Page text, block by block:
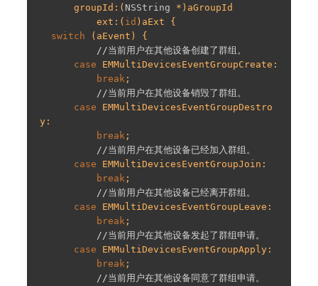
      groupId:(
NSString *)aGroupId
          ext:(
id )aExt {
switch (aEvent) {
//当前⽤户在其他设备创建了群组。
case EMMultiDevicesEventGroupCreate:
break ;
//当前⽤户在其他设备销毁了群组。
case EMMultiDevicesEventGroupDestro
y:
break ;
//当前⽤户在其他设备已经加⼊群组。
case EMMultiDevicesEventGroupJoin:
break ;
//当前⽤户在其他设备已经离开群组。
case EMMultiDevicesEventGroupLeave:
break ;
//当前⽤户在其他设备发起了群组申请。
case EMMultiDevicesEventGroupApply:
break ;
//当前⽤户在其他设备同意了群组申请。